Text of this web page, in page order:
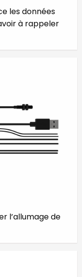
les données
à rappeler
l’allumage de